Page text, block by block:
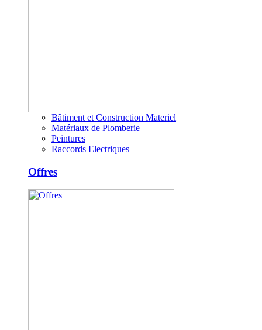
Bâtiment et Construction Materiel
Matériaux de Plomberie
Peintures
Raccords Electriques
Offres